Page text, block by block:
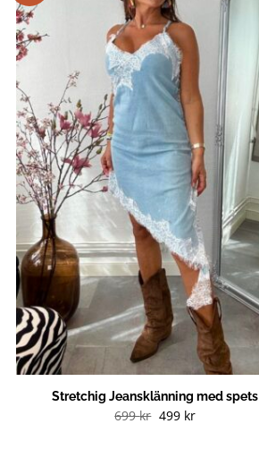
Stretchig Jeansklänning med spets
699kr Det
499 krDet